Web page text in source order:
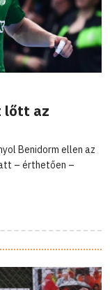
lőtt az
Benidorm ellen az
– érthetően –